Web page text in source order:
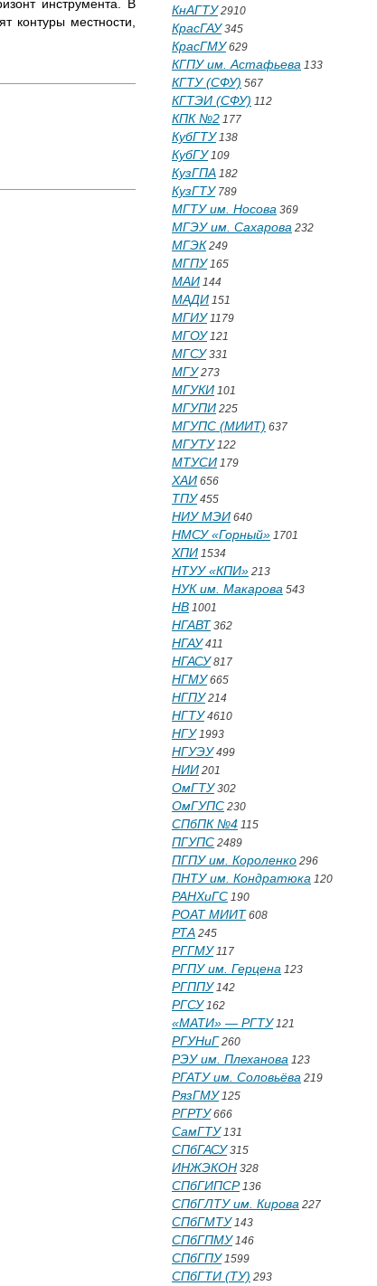
инструмента. В
контуры местности,
КнАГТУ2910
КрасГАУ345
КрасГМУ629
КГПУ им. Астафьева 133
КГТУ (СФУ) 567
КГТЭИ (СФУ) 112
КПК №2 177
КубГТУ138
КубГУ109
КузГПА 182
КузГТУ789
МГТУ им. Носова 369
МГЭУ им. Сахарова 232
МГЭК 249
МГПУ165
МАИ 144
МАДИ 151
МГИУ1179
МГОУ121
МГСУ331
МГУ273
МГУКИ 101
МГУПИ 225
МГУПС (МИИТ) 637
МГУТУ122
МТУСИ 179
ХАИ 656
ТПУ455
НИУ МЭИ 640
НМСУ «Горный» 1701
ХПИ 1534
НТУУ «КПИ» 213
НУК им. Макарова 543
НВ 1001
НГАВТ 362
НГАУ411
НГАСУ817
НГМУ665
НГПУ214
НГТУ4610
НГУ1993
НГУЭУ499
НИИ 201
ОмГТУ302
ОмГУПС 230
СПбПК №4 115
ПГУПС 2489
ПГПУ им. Короленко 296
ПНТУ им. Кондратюка 120
РАНХиГС 190
РОАТ МИИТ 608
РТА 245
РГГМУ117
РГПУ им. Герцена 123
РГППУ142
РГСУ162
«МАТИ» — РГТУ121
РГУНиГ 260
РЭУ им. Плеханова 123
РГАТУ им. Соловьёва 219
РязГМУ125
РГРТУ666
СамГТУ131
СПбГАСУ315
ИНЖЭКОН 328
СПбГИПСР136
СПбГЛТУ им. Кирова 227
СПбГМТУ143
СПбГПМУ146
СПбГПУ1599
СПбГТИ (ТУ) 293